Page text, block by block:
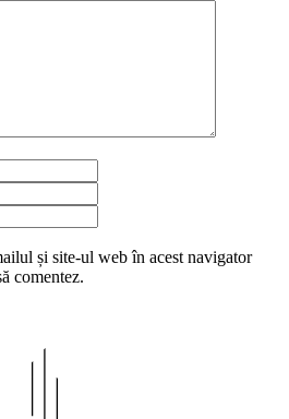
web
și site-ul web în acest navigator
comentez.